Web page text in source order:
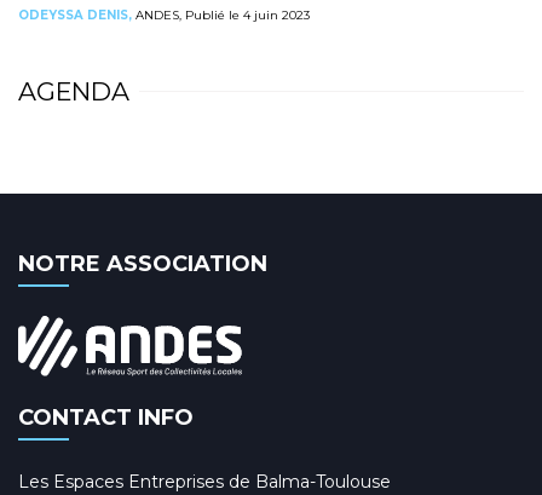
ODEYSSA DENIS, ANDES, Publié le 4 juin 2023
AGENDA
NOTRE ASSOCIATION
CONTACT INFO
Les Espaces Entreprises de Balma-Toulouse